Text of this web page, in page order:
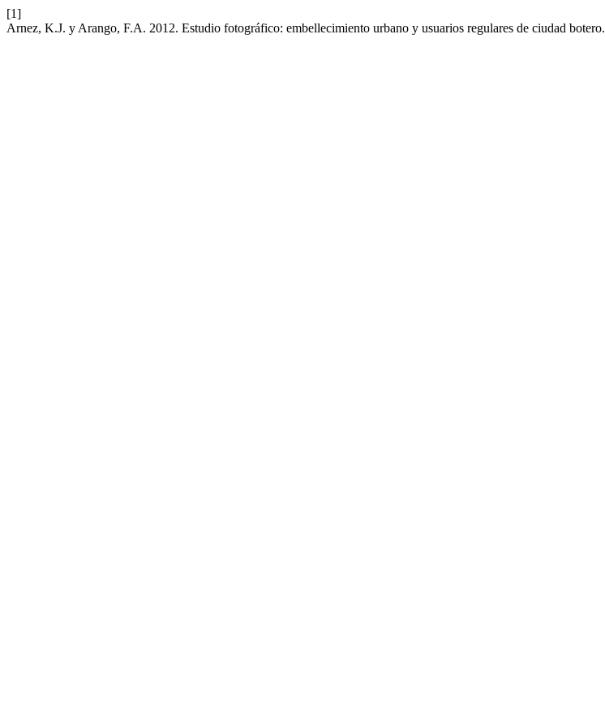
[1]
Arnez, K.J. y Arango, F.A. 2012. Estudio fotográfico: embellecimiento urbano y usuarios regulares de ciudad botero.